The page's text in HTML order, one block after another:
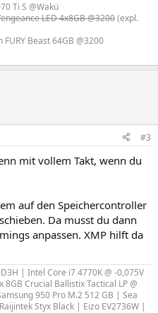
Ti S @Wakü
LED 4x8GB @3200(expl.
FURY Beast 64GB @3200
#3
mit vollem Takt, wenn du
auf den Speichercontroller
Da musst du dann
anpassen. XMP hilft da
| Intel Core i7 4770K @ -0,075V
8GB Crucial Ballistix Tactical LP @
950 Pro M.2 512 GB | Sea
Styx Black | Eizo EV2736W |